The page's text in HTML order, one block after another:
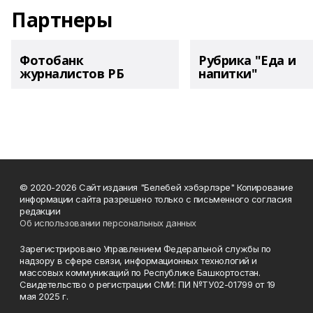
Партнеры
Фотобанк
журналистов РБ
Рубрика "Еда и
напитки"
© 2020-2026 Сайт издания "Белебей хэбэрлэре" Копирование
информации сайта разрешено только с письменного согласия
редакции
Об использовании персональных данных
Зарегистрировано Управлением Федеральной службы по
надзору в сфере связи, информационных технологий и
массовых коммуникаций по Республике Башкортостан.
Свидетельство о регистрации СМИ: ПИ №ТУ02-01799 от 19
мая 2025 г.